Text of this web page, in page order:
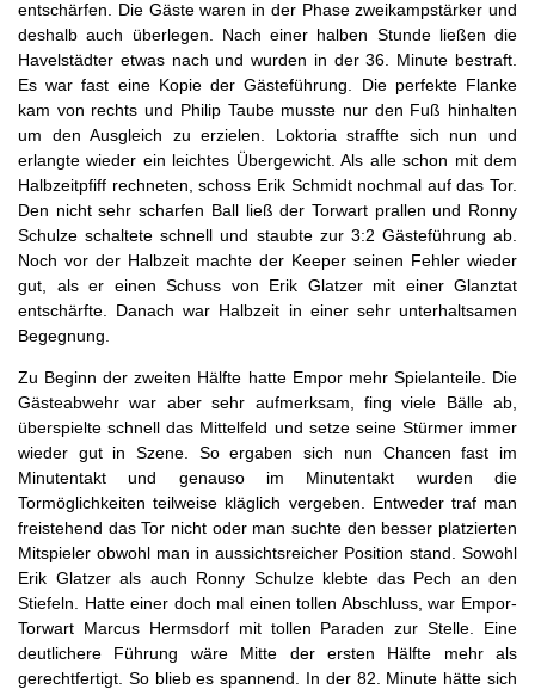
entschärfen. Die Gäste waren in der Phase zweikampstärker und
deshalb auch überlegen. Nach einer halben Stunde ließen die
Havelstädter etwas nach und wurden in der 36. Minute bestraft.
Es war fast eine Kopie der Gästeführung. Die perfekte Flanke
kam von rechts und Philip Taube musste nur den Fuß hinhalten
um den Ausgleich zu erzielen. Loktoria straffte sich nun und
erlangte wieder ein leichtes Übergewicht. Als alle schon mit dem
Halbzeitpfiff rechneten, schoss Erik Schmidt nochmal auf das Tor.
Den nicht sehr scharfen Ball ließ der Torwart prallen und Ronny
Schulze schaltete schnell und staubte zur 3:2 Gästeführung ab.
Noch vor der Halbzeit machte der Keeper seinen Fehler wieder
gut, als er einen Schuss von Erik Glatzer mit einer Glanztat
entschärfte. Danach war Halbzeit in einer sehr unterhaltsamen
Begegnung.
Zu Beginn der zweiten Hälfte hatte Empor mehr Spielanteile. Die
Gästeabwehr war aber sehr aufmerksam, fing viele Bälle ab,
überspielte schnell das Mittelfeld und setze seine Stürmer immer
wieder gut in Szene. So ergaben sich nun Chancen fast im
Minutentakt und genauso im Minutentakt wurden die
Tormöglichkeiten teilweise kläglich vergeben. Entweder traf man
freistehend das Tor nicht oder man suchte den besser platzierten
Mitspieler obwohl man in aussichtsreicher Position stand. Sowohl
Erik Glatzer als auch Ronny Schulze klebte das Pech an den
Stiefeln. Hatte einer doch mal einen tollen Abschluss, war Empor-
Torwart Marcus Hermsdorf mit tollen Paraden zur Stelle. Eine
deutlichere Führung wäre Mitte der ersten Hälfte mehr als
gerechtfertigt. So blieb es spannend. In der 82. Minute hätte sich